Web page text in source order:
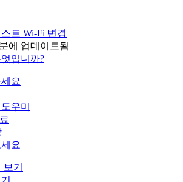
트 Wi-Fi 변경
에 업데이트됨
입니까?
요
우미
요
기